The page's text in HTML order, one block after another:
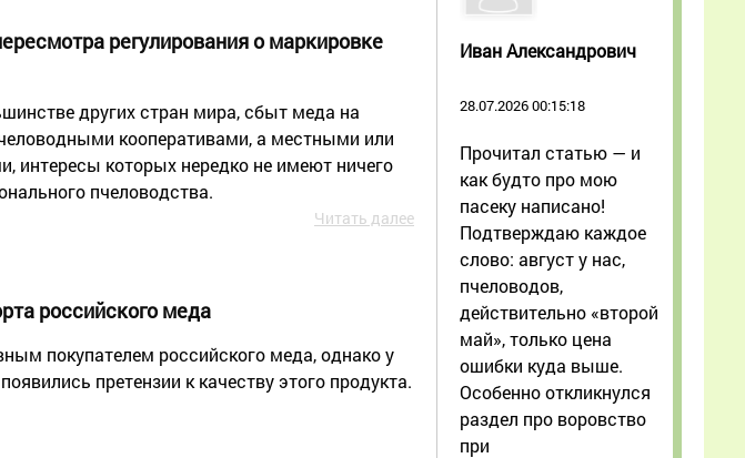
регулирования о маркировке
других стран мира, сбыт меда на
кооперативами, а местными или
которых нередко не имеют ничего
пчеловодства.
Читать далее
российского меда
покупателем российского меда, однако у
претензии к качеству этого продукта.
Иван Александрович
28.07.2026 00:15:18
Прочитал статью — и
как будто про мою
пасеку написано!
Подтверждаю каждое
слово: август у нас,
пчеловодов,
действительно «второй
май», только цена
ошибки куда выше.
Особенно откликнулся
раздел про воровство
при